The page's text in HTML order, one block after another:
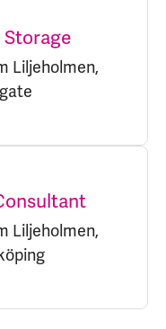
Storage
Liljeholmen,
Liljeholmen,